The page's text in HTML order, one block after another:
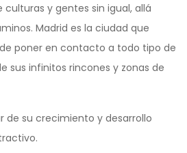
y gentes sin igual, allá
Madrid es la ciudad que
poner en contacto a todo tipo de
sus infinitos rincones y zonas de
de su crecimiento y desarrollo